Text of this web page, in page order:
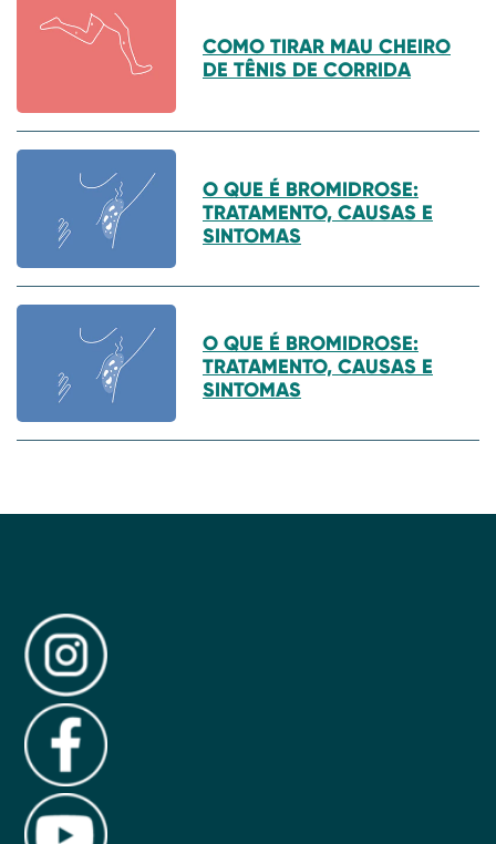
COMO TIRAR MAU CHEIRO
DE TÊNIS DE CORRIDA
O QUE É BROMIDROSE:
TRATAMENTO, CAUSAS E
SINTOMAS
O QUE É BROMIDROSE:
TRATAMENTO, CAUSAS E
SINTOMAS